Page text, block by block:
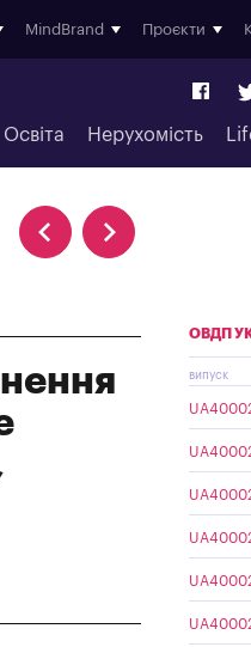
MindBrand Проєкти
Освіта Нерухомість
ОВДП
випуск